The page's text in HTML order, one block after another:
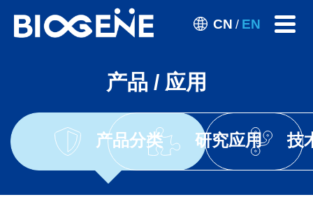
CN / EN
产品 / 应用
产品分类 研究应用 技